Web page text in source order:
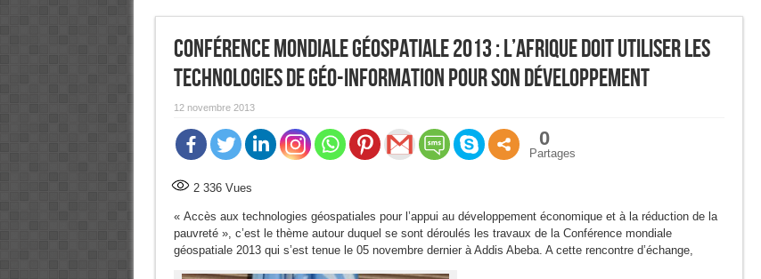
Conférence mondiale géospatiale 2013 : L’Afrique doit utiliser les
technologies de géo-information pour son développement
12 novembre 2013
0
Partages
2 336Vues
« Accès aux technologies géospatiales pour l’appui au développement économique et à la réduction de la
pauvreté », c’est le thème autour duquel se sont déroulés les travaux de la Conférence mondiale
géospatiale 2013 qui s’est tenue le 05 novembre dernier à Addis Abeba. A cette rencontre d’échange,